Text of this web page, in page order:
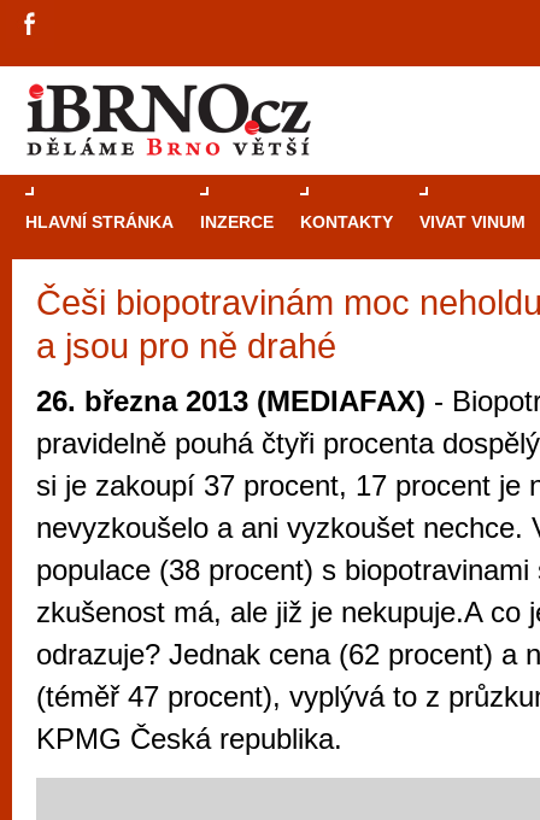
HLAVNÍ STRÁNKA INZERCE KONTAKTY VIVAT VINUM
Češi biopotravinám moc
a jsou pro ně drahé
26. března 2013 (MEDIAFAX) -
pravidelně pouhá čtyři procenta
si je zakoupí 37 procent, 17 procent je
nevyzkoušelo a ani vyzkoušet nechce.
populace (38 procent) s biopotravinami
zkušenost má, ale již je nekupuje.A co
odrazuje? Jednak cena (62 procent) a
(téměř 47 procent), vyplývá to z
KPMG Česká republika.
Průvodce
Brno je
zajímavé
restaurace,
Mimo jiné je ale také místem, kde si
vyzkoušet různé kasinové hry. V
metropoli naleznete širokou nabídku her
po moderní automaty jak pro pravidelné
příležitostné hráče. V...